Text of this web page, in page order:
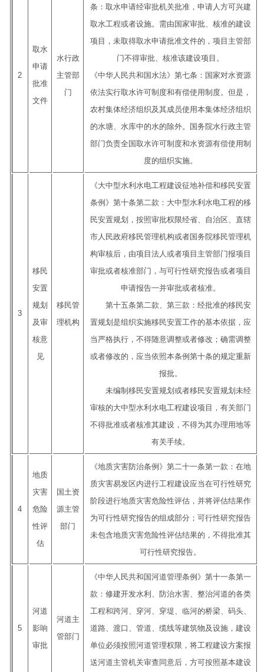
2
取水
申请
批准
文件
水行政
主管部
门
条：取水申请经审批机关批准，申请人方可兴建
取水工程或者设施。需由国家审批、核准的建设
项目，未取得取水申请批准文件的，项目主管部
门不得审批、核准该建设项目。
《中华人民共和国水法》第七条：国家对水资源
依法实行取水许可制度和有偿使用制度。但是，
农村集体经济组织及其成员使用本集体经济组织
的水塘、水库中的水的除外。国务院水行政主管
部门负责全国取水许可制度和水资源有偿使用制
度的组织实施。
3
移民
安置
规划
及审
核意
见
移民管
理机构
《大中型水利水电工程建设征地补偿和移民安置
条例》第十条第二款：大中型水利水电工程的移
民安置规划，按照审批权限经省、自治区、直辖
市人民政府移民管理机构或者国务院移民管理机
构审核后，由项目法人或者项目主管部门报项目
审批或者核准部门，与可行性研究报告或者项目
申请报告一并审批或者核准。
第十五条第二款、第三款：经批准的移民安
置规划是组织实施移民安置工作的基本依据，应
当严格执行，不得随意调整或者修改；确需调整
或者修改的，应当依照本条例第十条的规定重新
报批。
未编制移民安置规划或者移民安置规划未经
审核的大中型水利水电工程建设项目，有关部门
不得批准或者核准其建设，不得为其办理用地等
有关手续。
4
地质
灾害
危险
性评
估
国土资
源主管
部门
《地质灾害防治条例》第二十一条第一款：在地
质灾害易发区内进行工程建设应当在可行性研究
阶段进行地质灾害危险性评估，并将评估结果作
为可行性研究报告的组成部分；可行性研究报告
未包含地质灾害危险性评估结果的，不得批准其
可行性研究报告。
5
河道
影响
审批
河道主
管部门
《中华人民共和国河道管理条例》第十一条第一
款：修建开发水利、防治水害、整治河道的各类
工程和跨河、穿河、穿堤、临河的桥梁、码头、
道路、渡口、管道、缆线等建筑物及设施，建设
单位必须按照河道管理权限，将工程建设方案报
送河道主管机关审查同意后，方可按照基本建设